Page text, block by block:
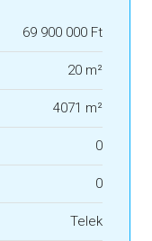
69 900 000 Ft
20 m²
4071 m²
0
0
Telek